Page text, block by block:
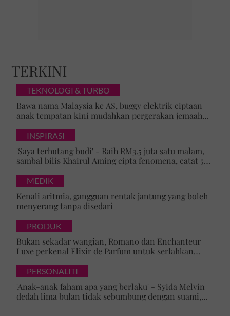
Teruskan membaca
Tricia Lew cipta pesona di
keindahan...
penghalang, Tunku Puteri
Jawahir...
Selepas 3 tahun, BOKITTA
kembali ke Alamanda
TERKINI
TEKNOLOGI & TURBO
Bawa nama Malaysia ke AS, buggy elektrik ciptaan
anak tempatan kini mudahkan pergerakan jemaah
INSPIRASI
'Saya terhutang budi' - Raih RM3.5 juta satu malam,
sambal bilis Khairul Aming cipta fenomena, catat 5
MEDIK
Kenali aritmia, gangguan rentak jantung yang boleh
menyerang tanpa disedari
PRODUK
Bukan sekadar wangian, Romano dan Enchanteur
Luxe perkenal Elixir de Parfum untuk serlahkan
PERSONALITI
'Anak-anak faham apa yang berlaku' - Syida Melvin
dedah lima bulan tidak sebumbung dengan suami,